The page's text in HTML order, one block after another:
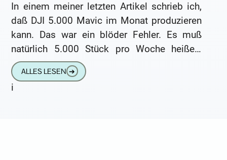
In einem meiner letzten Artikel schrieb ich,
daß DJI 5.000 Mavic im Monat produzieren
kann. Das war ein blöder Fehler. Es muß
natürlich 5.000 Stück pro Woche heißen,
nicht pro
ALLES LESEN ➔
i